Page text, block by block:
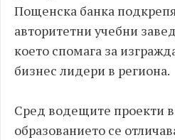
Пощенска банка
авторитетни учебни
което спомага за
бизнес лидери в региона.
Сред водещите проекти в
образованието се